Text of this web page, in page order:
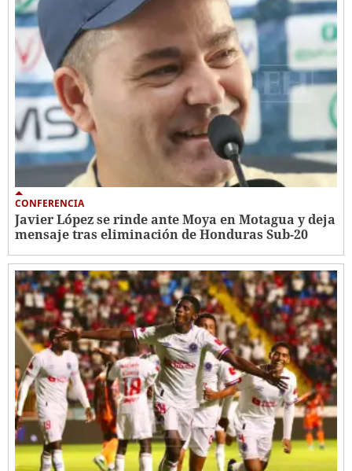
CONFERENCIA
Javier López se rinde ante Moya en Motagua y deja
mensaje tras eliminación de Honduras Sub-20